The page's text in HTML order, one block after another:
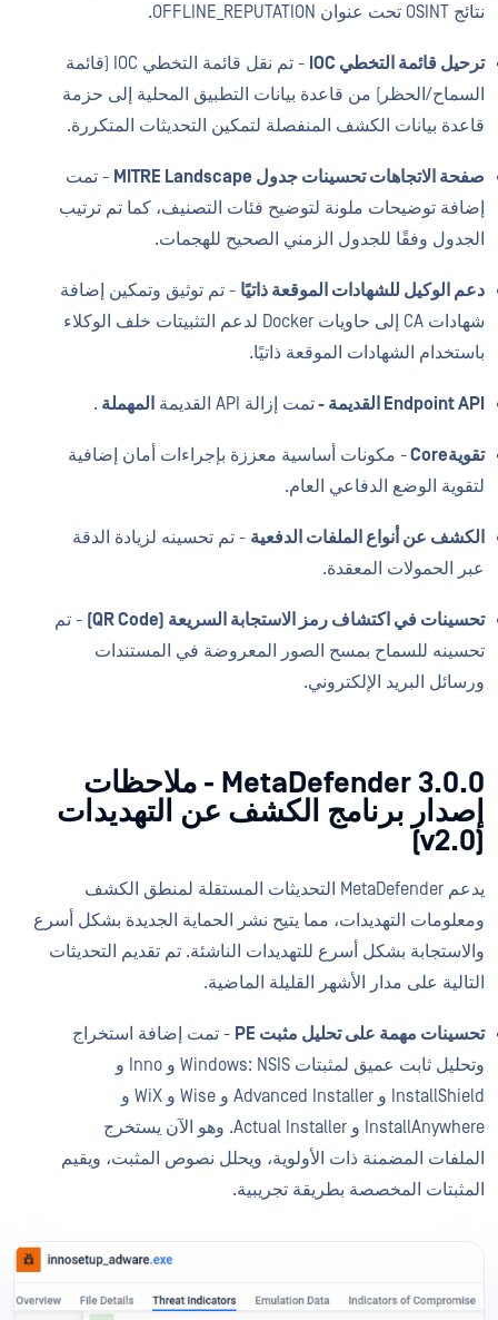
نتائج OSINT تحت عنوان OFFLINE_REPUTATION.
ترحيل قائمة التخطي IOC
- تم نقل قائمة التخطي IOC (قائمة
السماح/الحظر) من قاعدة بيانات التطبيق المحلية إلى حزمة
قاعدة بيانات الكشف المنفصلة لتمكين التحديثات المتكررة.
صفحة الاتجاهات تحسينات جدول MITRE Landscape
- تمت
إضافة توضيحات ملونة لتوضيح فئات التصنيف، كما تم ترتيب
الجدول وفقًا للجدول الزمني الصحيح للهجمات.
دعم الوكيل للشهادات الموقعة ذاتيًا - تم توثيق وتمكين إضافة
شهادات CA إلى حاويات Docker لدعم التثبيتات خلف الوكلاء
باستخدام الشهادات الموقعة ذاتيًا.
Endpoint API القديمة - تمت إزالة API القديمة المهملة .
تقويةCore
- مكونات أساسية معززة بإجراءات أمان إضافية
لتقوية الوضع الدفاعي العام.
الكشف عن أنواع الملفات الدفعية - تم تحسينه لزيادة الدقة
عبر الحمولات المعقدة.
تحسينات في اكتشاف رمز الاستجابة السريعة (QR Code)
- تم
تحسينه للسماح بمسح الصور المعروضة في المستندات
ورسائل البريد الإلكتروني.
MetaDefender 3.0.0 - ملاحظات
إصدار برنامج الكشف عن التهديدات
(v2.0)
يدعم MetaDefender التحديثات المستقلة لمنطق الكشف
ومعلومات التهديدات، مما يتيح نشر الحماية الجديدة بشكل أسرع
والاستجابة بشكل أسرع للتهديدات الناشئة. تم تقديم التحديثات
التالية على مدار الأشهر القليلة الماضية.
تحسينات مهمة على تحليل مثبت PE
- تمت إضافة استخراج
وتحليل ثابت عميق لمثبتات Windows: NSIS و Inno و
InstallShield و Advanced Installer و Wise و WiX و
InstallAnywhere و Actual Installer. وهو الآن يستخرج
الملفات المضمنة ذات الأولوية، ويحلل نصوص المثبت، ويقيم
المثبتات المخصصة بطريقة تجريبية.